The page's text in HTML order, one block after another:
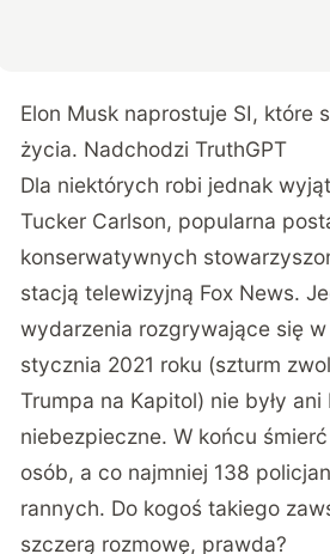
Elon Musk naprostuje SI, które
życia. Nadchodzi TruthGPT
Dla niektórych robi jednak
Tucker Carlson, popularna
konserwatywnych
stacją telewizyjną Fox News.
wydarzenia rozgrywające się
stycznia 2021 roku (szturm
Trumpa na Kapitol) nie były
niebezpieczne. W końcu
osób, a co najmniej 138
rannych. Do kogoś takiego
szczerą rozmowę, prawda?